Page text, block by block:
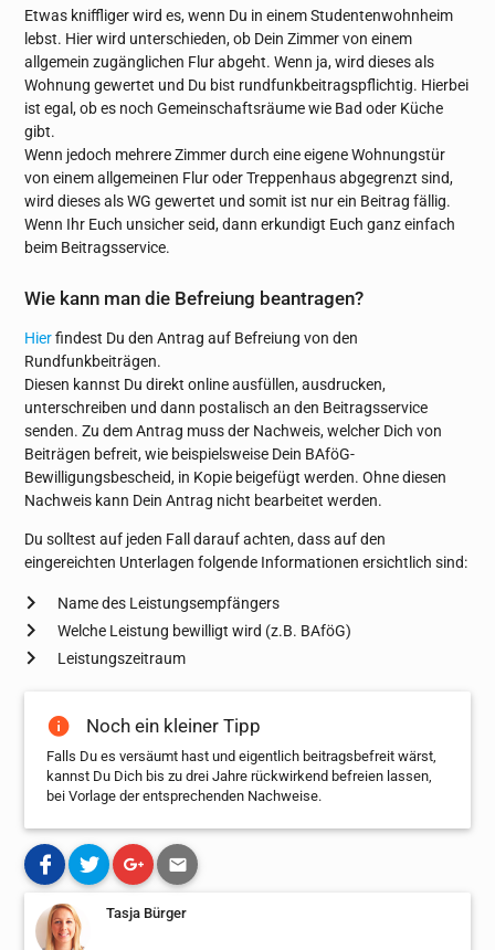
Etwas kniffliger wird es, wenn Du in einem Studentenwohnheim
lebst. Hier wird unterschieden, ob Dein Zimmer von einem
allgemein zugänglichen Flur abgeht. Wenn ja, wird dieses als
Wohnung gewertet und Du bist rundfunkbeitragspflichtig. Hierbei
ist egal, ob es noch Gemeinschaftsräume wie Bad oder Küche
gibt.
Wenn jedoch mehrere Zimmer durch eine eigene Wohnungstür
von einem allgemeinen Flur oder Treppenhaus abgegrenzt sind,
wird dieses als WG gewertet und somit ist nur ein Beitrag fällig.
Wenn Ihr Euch unsicher seid, dann erkundigt Euch ganz einfach
beim Beitragsservice.
Wie kann man die Befreiung beantragen?
Hierfindest Du den Antrag auf Befreiung von den
Rundfunkbeiträgen.
Diesen kannst Du direkt online ausfüllen, ausdrucken,
unterschreiben und dann postalisch an den Beitragsservice
senden. Zu dem Antrag muss der Nachweis, welcher Dich von
Beiträgen befreit, wie beispielsweise Dein BAföG-
Bewilligungsbescheid, in Kopie beigefügt werden. Ohne diesen
Nachweis kann Dein Antrag nicht bearbeitet werden.
Du solltest auf jeden Fall darauf achten, dass auf den
eingereichten Unterlagen folgende Informationen ersichtlich sind:
Name des Leistungsempfängers
Welche Leistung bewilligt wird (z.B. BAföG)
Leistungszeitraum
Noch ein kleiner Tipp
Falls Du es versäumt hast und eigentlich beitragsbefreit wärst,
kannst Du Dich bis zu drei Jahre rückwirkend befreien lassen,
bei Vorlage der entsprechenden Nachweise.
Tasja Bürger